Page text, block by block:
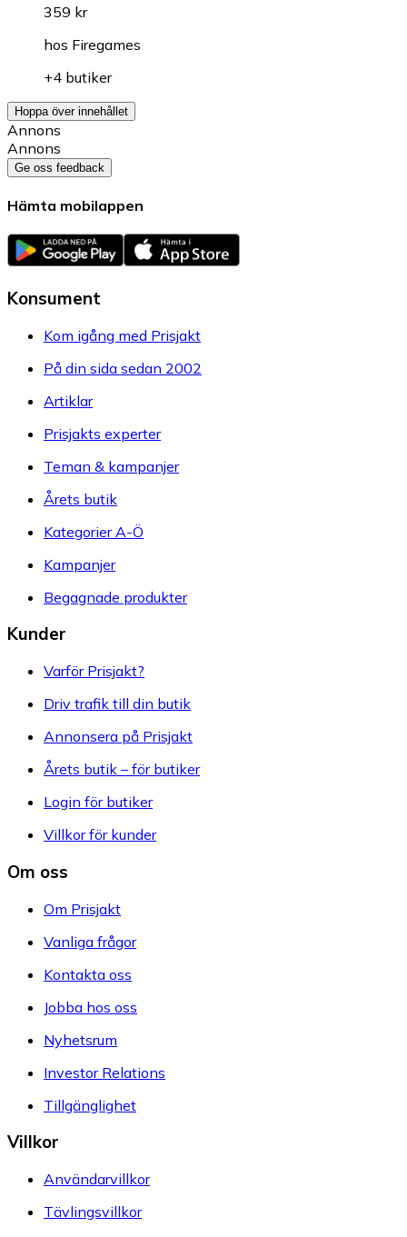
359 kr
hos Firegames
+4 butiker
Hoppa över innehållet
Annons
Annons
Ge oss feedback
Hämta mobilappen
Konsument
Kom igång med Prisjakt
På din sida sedan 2002
Artiklar
Prisjakts experter
Teman & kampanjer
Årets butik
Kategorier A-Ö
Kampanjer
Begagnade produkter
Kunder
Varför Prisjakt?
Driv trafik till din butik
Annonsera på Prisjakt
Årets butik – för butiker
Login för butiker
Villkor för kunder
Om oss
Om Prisjakt
Vanliga frågor
Kontakta oss
Jobba hos oss
Nyhetsrum
Investor Relations
Tillgänglighet
Villkor
Användarvillkor
Tävlingsvillkor